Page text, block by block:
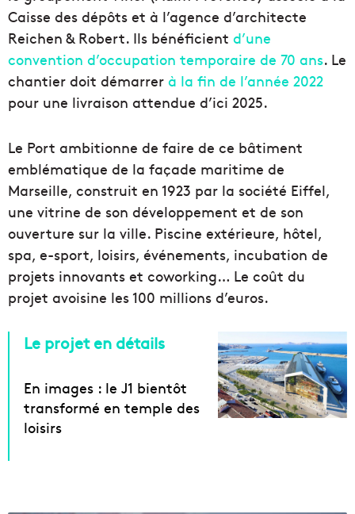
Caisse des dépôts et à l’agence d’architecte
Reichen & Robert. Ils bénéficient d’une
convention d’occupation temporaire de 70 ans. Le
chantier doit démarrer à la fin de l’année 2022
pour une livraison attendue d’ici 2025.
Le Port ambitionne de faire de ce bâtiment
emblématique de la façade maritime de
Marseille, construit en 1923 par la société Eiffel,
une vitrine de son développement et de son
ouverture sur la ville. Piscine extérieure, hôtel,
spa, e-sport, loisirs, événements, incubation de
projets innovants et coworking… Le coût du
projet avoisine les 100 millions d’euros.
Le projet en détails
En images : le J1 bientôt
transformé en temple des
loisirs